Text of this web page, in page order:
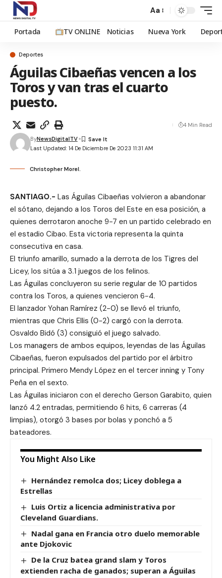
Aa
Portada TV ONLINE Noticias Nueva York
Deportes
Águilas Cibaeñas vencen a los
Toros y van tras el cuarto
puesto.
Last Updated: 14 De Diciembre De 2023 11:31 AM
ByNewsDigitalTV
4 Min Read
Christopher Morel.
SANTIAGO.- Las Águilas Cibaeñas volvieron a abandonar
el sótano, dejando a los Toros del Este en esa posición, a
quienes derrotaron anoche 9-7 en un partido celebrado en
el estadio Cibao. Esta victoria representa la quinta
consecutiva en casa.
El triunfo amarillo, sumado a la derrota de los Tigres del
Licey, los sitúa a 3.1 juegos de los felinos.
Las Águilas concluyeron su serie regular de 10 partidos
contra los Toros, a quienes vencieron 6-4.
El lanzador Yohan Ramírez (2-0) se llevó el triunfo,
mientras que Chris Ellis (0-2) cargó con la derrota.
Osvaldo Bidó (3) consiguió el juego salvado.
Los managers de ambos equipos, leyendas de las Águilas
Cibaeñas, fueron expulsados del partido por el árbitro
principal. Primero Mendy López en el tercer inning y Tony
Peña en el sexto.
Las Águilas iniciaron con el derecho Gerson Garabito, quien
lanzó 4.2 entradas, permitiendo 6 hits, 6 carreras (4
limpias), otorgó 3 bases por bolas y ponchó a 5
bateadores.
You Might Also Like
Hernández remolca dos; Licey doblega a
Estrellas
Luis Ortiz a licencia administrativa por
Cleveland Guardians.
Nadal gana en Francia otro duelo memorable
ante Djokovic
De la Cruz batea grand slam y Toros
extienden racha de ganados; superan a Águilas